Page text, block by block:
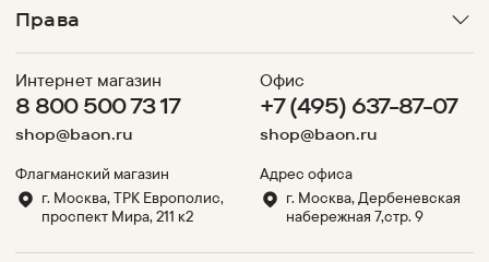
Права
Интернет магазин
8 800 500 73 17
shop@baon.ru
Флагманский магазин
г. Москва, ТРК Европолис,
проспект Мира, 211 к2
Офис
+7 (495) 637-87-07
shop@baon.ru
Адрес офиса
г. Москва, Дербеневская
набережная 7,стр. 9